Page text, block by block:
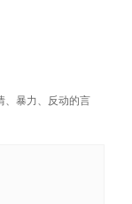
、暴力、反动的言